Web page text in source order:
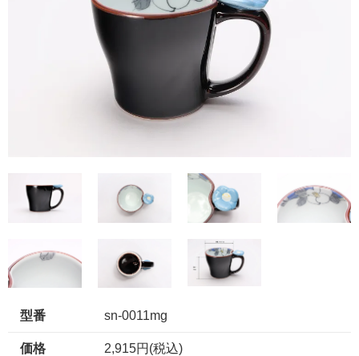
型番 sn-0011mg
価格 2,915円(税込)